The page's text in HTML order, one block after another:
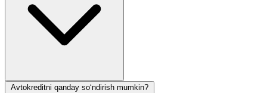
Avtokreditni qanday so‘ndirish mumkin?